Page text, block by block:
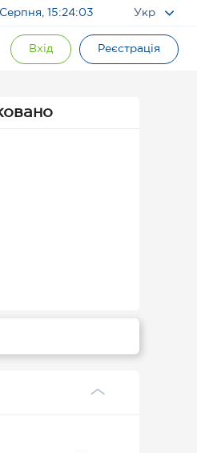
15:24:04 Укр
Вхід Реєстрація